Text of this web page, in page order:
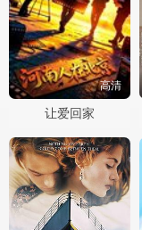
高清
让爱回家